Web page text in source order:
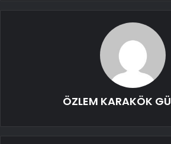
ÖZLEM KARAKÖK